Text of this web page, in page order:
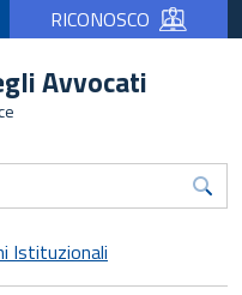
RICONOSCO
Avvocati
Istituzionali